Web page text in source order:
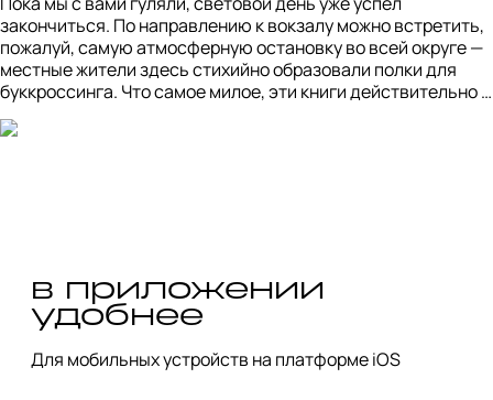
закончиться. По направлению к вокзалу можно встретить,
пожалуй, самую атмосферную остановку во всей округе —
местные жители здесь стихийно образовали полки для
буккроссинга. Что самое милое, эти книги действительно
активно берут и возвращают на место: классика,
фантастика, сказки — каждый сможет найти свой
в приложении
удобнее
Для мобильных устройств на платформе iOS